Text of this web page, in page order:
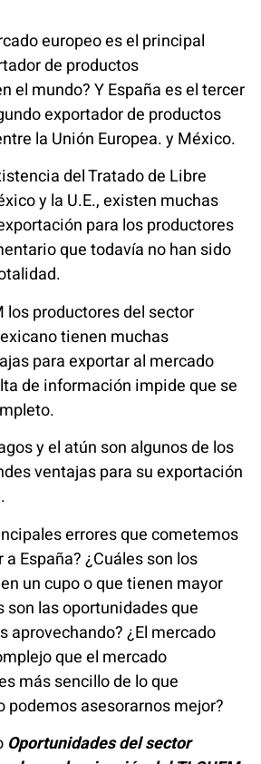
europeo es el principal
de productos
el mundo? Y España es el tercer
exportador de productos
la Unión Europea. y México.
del Tratado de Libre
y la U.E., existen muchas
para los productores
que todavía no han sido
los productores del sector
tienen muchas
para exportar al mercado
de información impide que se
y el atún son algunos de los
ventajas para su exportación
errores que cometemos
España? ¿Cuáles son los
un cupo o que tienen mayor
son las oportunidades que
aprovechando? ¿El mercado
que el mercado
más sencillo de lo que
podemos asesorarnos mejor?
Oportunidades del sector